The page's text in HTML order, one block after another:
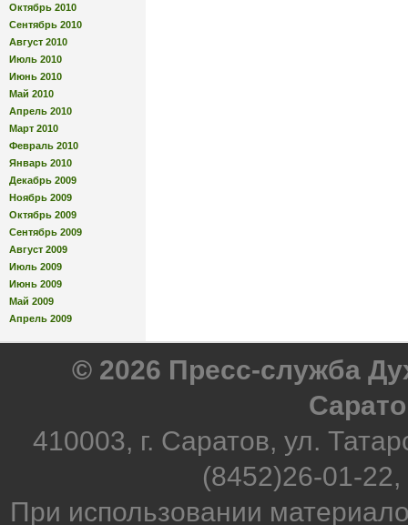
Октябрь 2010
Сентябрь 2010
Август 2010
Июль 2010
Июнь 2010
Май 2010
Апрель 2010
Март 2010
Февраль 2010
Январь 2010
Декабрь 2009
Ноябрь 2009
Октябрь 2009
Сентябрь 2009
Август 2009
Июль 2009
Июнь 2009
Май 2009
Апрель 2009
© 2026 Пресс-служба
410003, г. Саратов, ул.
(8452)26-01-
При использовании